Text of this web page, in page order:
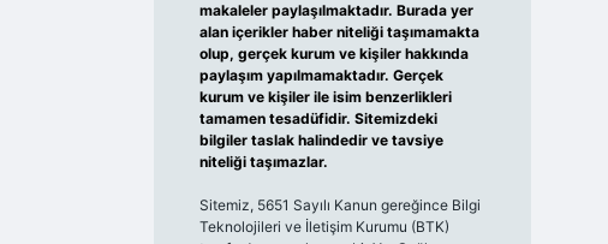
makaleler paylaşılmaktadır. Burada yer
alan içerikler haber niteliği taşımamakta
olup, gerçek kurum ve kişiler hakkında
paylaşım yapılmamaktadır. Gerçek
kurum ve kişiler ile isim benzerlikleri
tamamen tesadüfidir. Sitemizdeki
bilgiler taslak halindedir ve tavsiye
niteliği taşımazlar.
Sitemiz, 5651 Sayılı Kanun gereğince Bilgi
Teknolojileri ve İletişim Kurumu (BTK)